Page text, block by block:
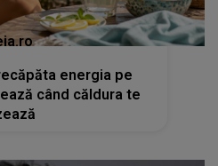
energia pe
când căldura te